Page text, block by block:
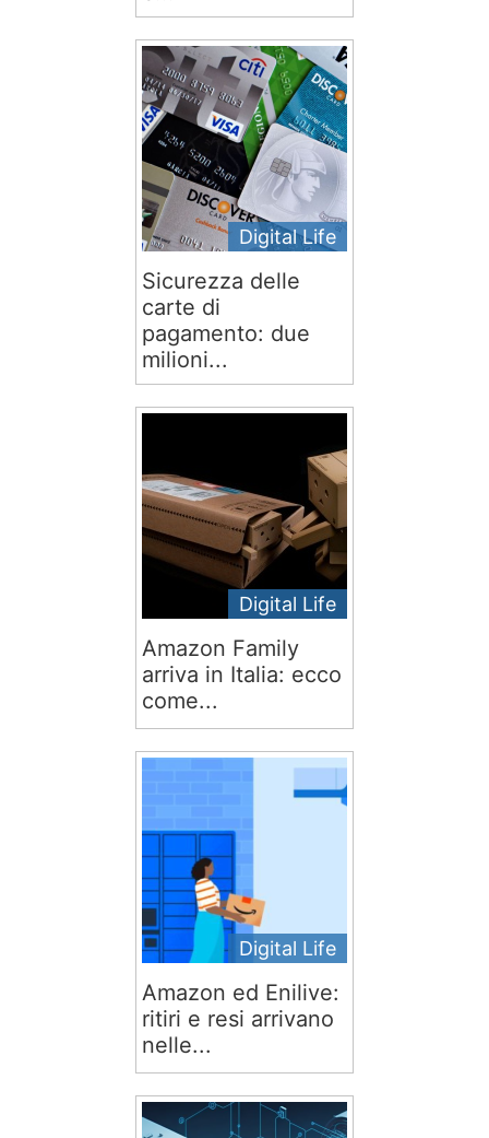
Digital Life
Sicurezza delle
carte di
pagamento: due
milioni...
Digital Life
Amazon Family
arriva in Italia: ecco
come...
Digital Life
Amazon ed Enilive:
ritiri e resi arrivano
nelle...